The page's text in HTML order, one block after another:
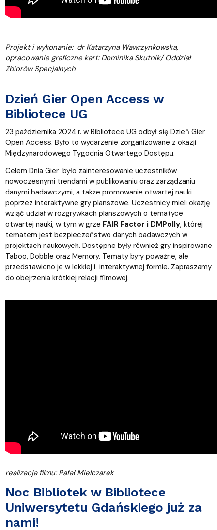
Projekt i wykonanie: dr Katarzyna Wawrzynkowska,
opracowanie graficzne kart: Dominika Skutnik/ Oddział
Zbiorów Specjalnych
Dzień Gier Open Access w
Bibliotece UG
23 października 2024 r. w Bibliotece UG odbył się Dzień Gier
Open Access. Było to wydarzenie zorganizowane z okazji
Międzynarodowego Tygodnia Otwartego Dostępu.
Celem Dnia Gier było zainteresowanie uczestników
nowoczesnymi trendami w publikowaniu oraz zarządzaniu
danymi badawczymi, a także promowanie otwartej nauki
poprzez interaktywne gry planszowe. Uczestnicy mieli okazję
wziąć udział w rozgrywkach planszowych o tematyce
otwartej nauki, w tym w grze FAIR Factor i DMPolly, której
tematem jest bezpieczeństwo danych badawczych w
projektach naukowych. Dostępne były również gry inspirowane
Taboo, Dobble oraz Memory. Tematy były poważne, ale
przedstawiono je w lekkiej i interaktywnej formie. Zapraszamy
do obejrzenia krótkiej relacji filmowej.
realizacja filmu: Rafał Mielczarek
Noc Bibliotek w Bibliotece
Uniwersytetu Gdańskiego już za
nami!